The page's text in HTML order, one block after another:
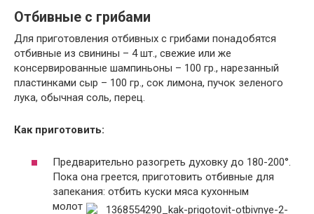
Отбивные с грибами
Для приготовления отбивных с грибами понадобятся
отбивные из свинины – 4 шт., свежие или же
консервированные шампиньоны – 100 гр., нарезанный
пластинками сыр – 100 гр., сок лимона, пучок зеленого
лука, обычная соль, перец.
Как приготовить:
Предварительно разогреть духовку до 180-200°.
Пока она греется, приготовить отбивные для
запекания: отбить куски мяса кухонным
молот